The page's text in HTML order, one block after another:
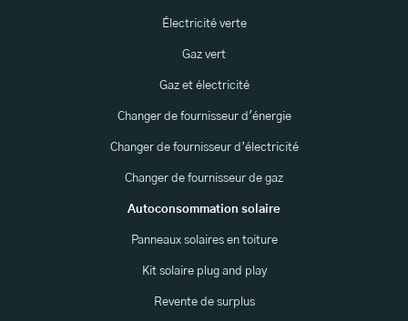
Électricité verte
Gaz vert
Gaz et électricité
Changer de fournisseur d'énergie
Changer de fournisseur d’électricité
Changer de fournisseur de gaz
Autoconsommation solaire
Panneaux solaires en toiture
Kit solaire plug and play
Revente de surplus